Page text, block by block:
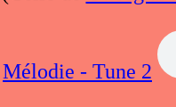
Mélodie - Tune 2